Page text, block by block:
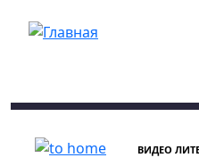
ВИДЕО